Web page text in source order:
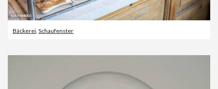
Bäckerei, Schaufenster